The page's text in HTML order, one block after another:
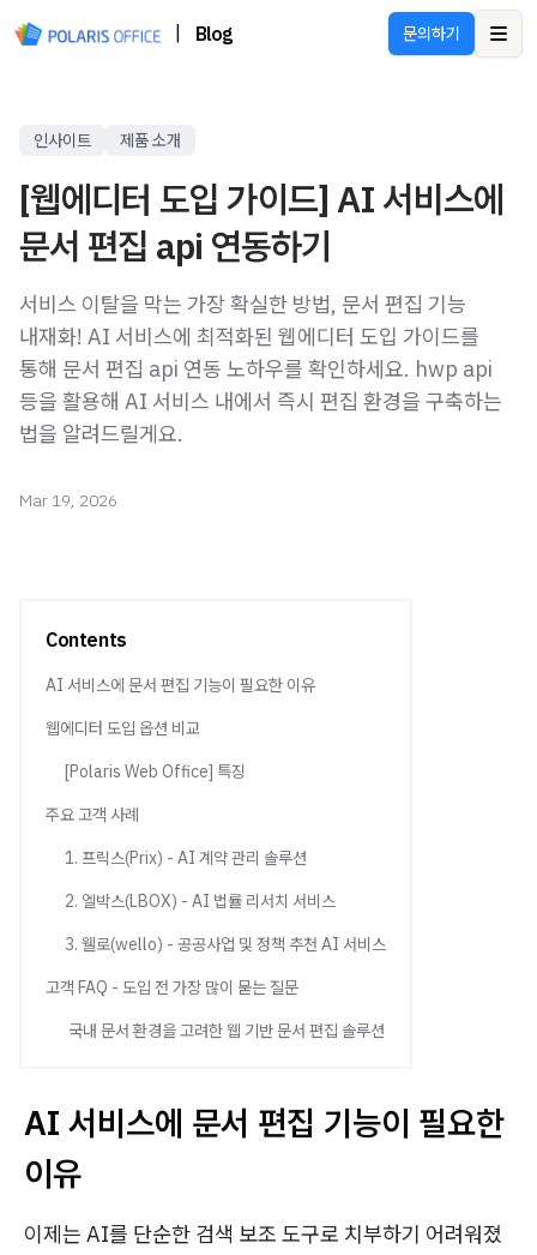
Blog 문의하기
인사이트 제품 소개
[웹에디터 도입 가이드] AI 서비스에
문서 편집 api 연동하기
서비스 이탈을 막는 가장 확실한 방법, 문서 편집 기능
내재화! AI 서비스에 최적화된 웹에디터 도입 가이드를
통해 문서 편집 api 연동 노하우를 확인하세요. hwp api
등을 활용해 AI 서비스 내에서 즉시 편집 환경을 구축하는
법을 알려드릴게요.
Mar 19, 2026
Contents
AI 서비스에 문서 편집 기능이 필요한 이유
웹에디터 도입 옵션 비교
[Polaris Web Office] 특징
주요 고객 사례
1. 프릭스(Prix) - AI 계약 관리 솔루션
2. 엘박스(LBOX) - AI 법률 리서치 서비스
3. 웰로(wello) - 공공사업 및 정책 추천 AI 서비스
고객 FAQ - 도입 전 가장 많이 묻는 질문
국내 문서 환경을 고려한 웹 기반 문서 편집 솔루션
AI 서비스에 문서 편집 기능이 필요한
이유
이제는 AI를 단순한 검색 보조 도구로 치부하기 어려워졌